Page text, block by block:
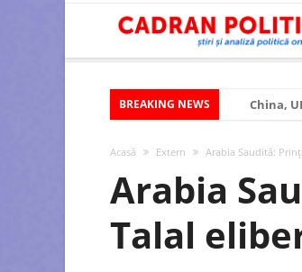
BREAKING NEWS
China,
Modelul
Modelul
Acasă Extern Arabia Saudită:
Arabia
Talal